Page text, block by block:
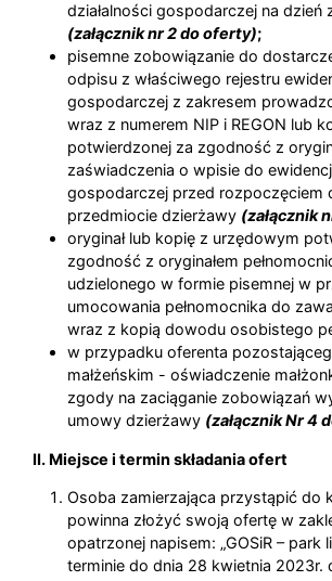
działalności gospodarczej na dzień
(załącznik nr 2 do oferty);
pisemne zobowiązanie do
odpisu z właściwego rejestru
gospodarczej z zakresem
wraz z numerem NIP i REGON lub
potwierdzonej za zgodność z
zaświadczenia o wpisie do
gospodarczej przed rozpoczęciem
przedmiocie dzierżawy (załącznik
oryginał lub kopię z urzędowym
zgodność z oryginałem
udzielonego w formie pisemnej w
umocowania pełnomocnika do
wraz z kopią dowodu osobistego
w przypadku oferenta
małżeńskim - oświadczenie
zgody na zaciąganie zobowiązań
umowy dzierżawy (załącznik Nr 4
II. Miejsce i termin składania ofert
Osoba zamierzająca przystąpić do
powinna złożyć swoją ofertę w
opatrzonej napisem: „GOSiR – park
terminie do dnia 28 kwietnia 2023r.